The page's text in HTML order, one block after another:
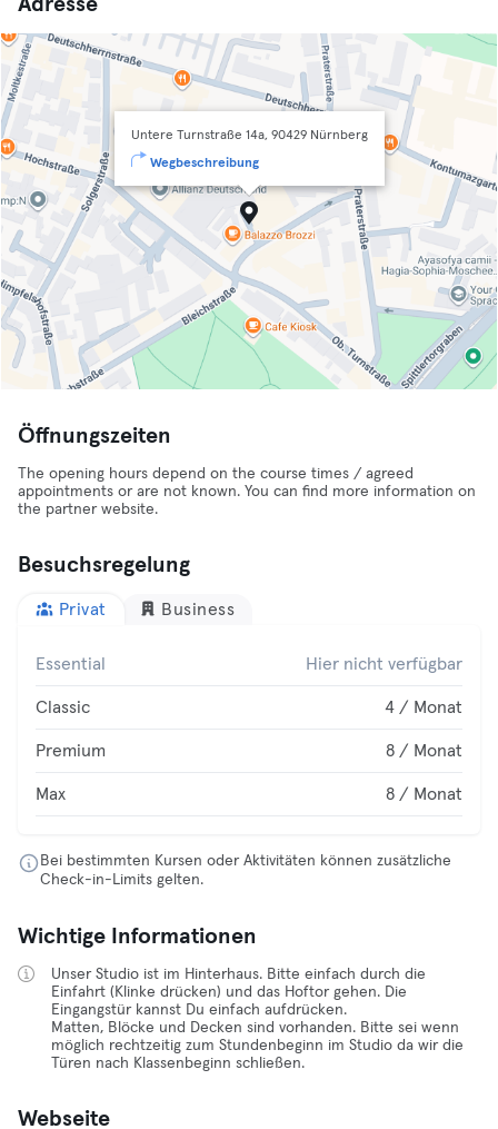
Adresse
Untere Turnstraße 14a, 90429 Nürnberg
Wegbeschreibung
Öffnungszeiten
The opening hours depend on the course times / agreed
appointments or are not known. You can find more information on
the partner website.
Besuchsregelung
Privat Business
Essential Hier nicht verfügbar
Classic 4 / Monat
Premium 8 / Monat
Max 8 / Monat
Bei bestimmten Kursen oder Aktivitäten können zusätzliche
Check-in-Limits gelten.
Wichtige Informationen
Unser Studio ist im Hinterhaus. Bitte einfach durch die
Einfahrt (Klinke drücken) und das Hoftor gehen. Die
Eingangstür kannst Du einfach aufdrücken.
Matten, Blöcke und Decken sind vorhanden. Bitte sei wenn
möglich rechtzeitig zum Stundenbeginn im Studio da wir die
Türen nach Klassenbeginn schließen.
Webseite